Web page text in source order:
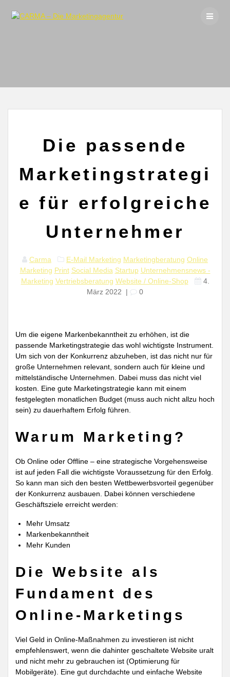
to
Die passende
Marketingstrategi
e für erfolgreiche
Unternehmer
Carma E-Mail Marketing Marketingberatung Online
Marketing Print Social Media Startup Unternehmensnews -
Marketing Vertriebsberatung Website / Online-Shop
4.
März 2022 | 0
Um die eigene Markenbekanntheit zu erhöhen, ist die
passende Marketingstrategie das wohl wichtigste Instrument.
Um sich von der Konkurrenz abzuheben, ist das nicht nur für
große Unternehmen relevant, sondern auch für kleine und
mittelständische Unternehmen. Dabei muss das nicht viel
kosten. Eine gute Marketingstrategie kann mit einem
festgelegten monatlichen Budget (muss auch nicht allzu hoch
sein) zu dauerhaftem Erfolg führen.
Warum Marketing?
Ob Online oder Offline – eine strategische Vorgehensweise
ist auf jeden Fall die wichtigste Voraussetzung für den Erfolg.
So kann man sich den besten Wettbewerbsvorteil gegenüber
der Konkurrenz ausbauen. Dabei können verschiedene
Geschäftsziele erreicht werden:
Mehr Umsatz
Markenbekanntheit
Mehr Kunden
Die Website als
Fundament des
Online-Marketings
Viel Geld in Online-Maßnahmen zu investieren ist nicht
empfehlenswert, wenn die dahinter geschaltete Website uralt
und nicht mehr zu gebrauchen ist (Optimierung für
Mobilgeräte). Eine gut durchdachte und einfache Website